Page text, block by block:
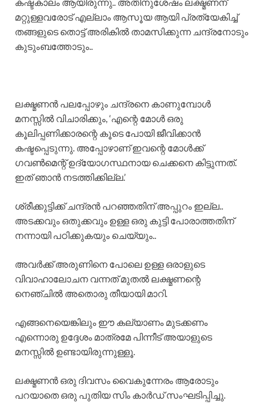
മറ്റുള്ളവരോട് എല്ലാം ആസൂയ ആയി പ്രത്യേകിച്ച്
തങ്ങളുടെ തൊട്ട് അരികിൽ താമസിക്കുന്ന ചന്ദ്രനോടും
കുടുംബത്തോടും..
​ലക്ഷ്മണൻ പലപ്പോഴും ചന്ദ്രനെ കാണുമ്പോൾ
മനസ്സിൽ വിചാരിക്കും, ‘എന്റെ മോൾ ഒരു
കൂലിപ്പണിക്കാരന്റെ കൂടെ പോയി ജീവിക്കാൻ
കഷ്ടപ്പെടുന്നു. അപ്പോഴാണ് ഇവന്റെ മോൾക്ക്
ഗവൺമെന്റ് ഉദ്യോഗസ്ഥനായ ചെക്കനെ കിട്ടുന്നത്.
ഇത് ഞാൻ നടത്തിക്കില്ല.’
​ശ്രീക്കുട്ടിക്ക് ചന്ദ്രൻ പറഞ്ഞതിന് അപ്പുറം ഇല്ല..
അടക്കവും ഒതുക്കവും ഉള്ള ഒരു കുട്ടി പോരാത്തതിന്
നന്നായി പഠിക്കുകയും ചെയ്യും..
അവർക്ക് അരുണിനെ പോലെ ഉള്ള ഒരാളുടെ
വിവാഹാലോചന വന്നത് മുതൽ ലക്ഷ്മണന്റെ
നെഞ്ചിൽ അതൊരു തീയായി മാറി.
എങ്ങനെയെങ്കിലും ഈ കല്യാണം മുടക്കണം
എന്നൊരു ഉദ്ദേശം മാത്രമേ പിന്നീട് അയാളുടെ
മനസ്സിൽ ഉണ്ടായിരുന്നുള്ളൂ.
​ലക്ഷ്മണൻ ഒരു ദിവസം വൈകുന്നേരം ആരോടും
പറയാതെ ഒരു പുതിയ സിം കാർഡ് സംഘടിപ്പിച്ചു.